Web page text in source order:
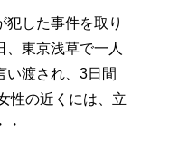
犯した事件を取り
東京浅草で一人
い渡され、3日間
性の近くには、立